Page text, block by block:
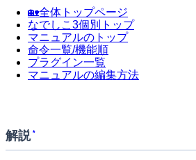
🏡全体トップページ
なでしこ3個別トップ
マニュアルのトップ
命令一覧/機能順
プラグイン一覧
マニュアルの編集方法
解説 *